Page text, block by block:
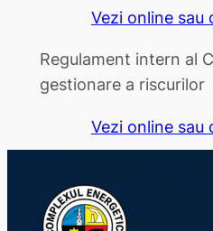
Vezi online sau
Regulament intern al
gestionare a riscurilor
Vezi online sau